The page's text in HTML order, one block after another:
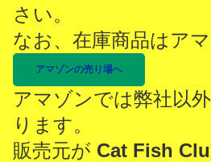
さい。
なお、在庫商品はア
アマゾンの売り場へ
アマゾンでは弊社以
ります。
販売元が Cat Fish